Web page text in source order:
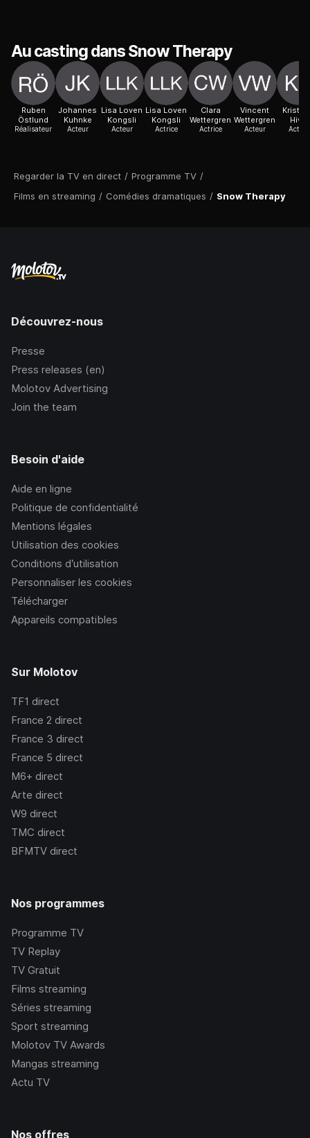
Regarder la TV en direct / Programme TV /
Films en streaming / Comédies dramatiques / Snow Therapy
Au casting dans Snow Therapy
Ruben
Östlund
Réalisateur
Johannes
Kuhnke
Acteur
Lisa Loven
Kongsli
Acteur
Lisa Loven
Kongsli
Actrice
Clara
Wettergren
Actrice
Vincent
Wettergren
Acteur
Hivju
Acteur
Découvrez-nous
Presse
Press releases (en)
Molotov Advertising
Join the team
Besoin d'aide
Aide en ligne
Politique de confidentialité
Mentions légales
Utilisation des cookies
Conditions d’utilisation
Personnaliser les cookies
Télécharger
Appareils compatibles
Sur Molotov
TF1 direct
France 2 direct
France 3 direct
France 5 direct
M6+ direct
Arte direct
W9 direct
TMC direct
BFMTV direct
Nos programmes
Programme TV
TV Replay
TV Gratuit
Films streaming
Séries streaming
Sport streaming
Molotov TV Awards
Mangas streaming
Actu TV
Nos offres